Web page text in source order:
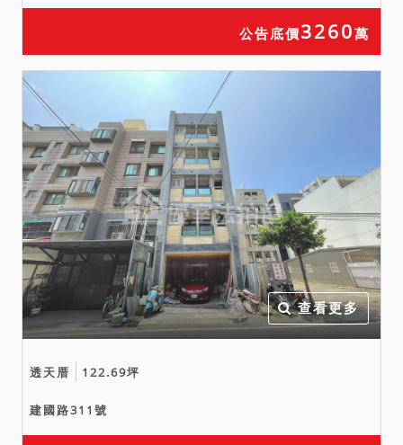
公告底價3260萬
查看更多
透天厝 122.69坪
建國路311號